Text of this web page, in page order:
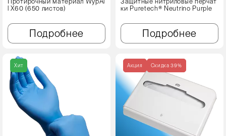
l X60 (650 листов)
Подробнее
ки Puretech® Neutrino Purple
Подробнее
Хит Акция Cкидка 39%